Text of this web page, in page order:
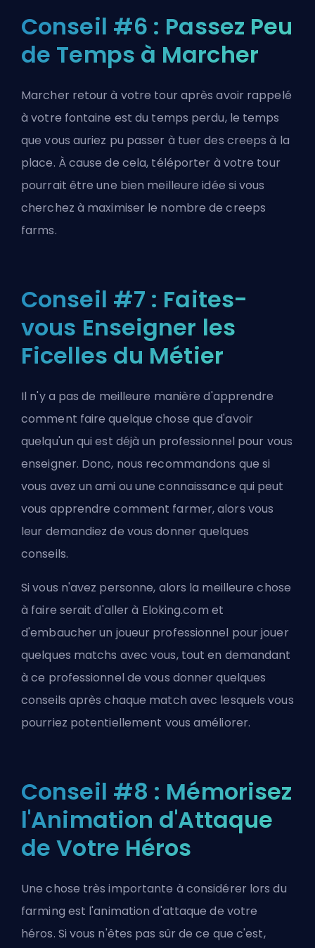
Conseil #6 : Passez Peu
de Temps à Marcher
Marcher retour à votre tour après avoir rappelé
à votre fontaine est du temps perdu, le temps
que vous auriez pu passer à tuer des creeps à la
place. À cause de cela, téléporter à votre tour
pourrait être une bien meilleure idée si vous
cherchez à maximiser le nombre de creeps
farms.
Conseil #7 : Faites-
vous Enseigner les
Ficelles du Métier
Il n'y a pas de meilleure manière d'apprendre
comment faire quelque chose que d'avoir
quelqu'un qui est déjà un professionnel pour vous
enseigner. Donc, nous recommandons que si
vous avez un ami ou une connaissance qui peut
vous apprendre comment farmer, alors vous
leur demandiez de vous donner quelques
conseils.
Si vous n'avez personne, alors la meilleure chose
à faire serait d'aller à Eloking.com et
d'embaucher un joueur professionnel pour jouer
quelques matchs avec vous, tout en demandant
à ce professionnel de vous donner quelques
conseils après chaque match avec lesquels vous
pourriez potentiellement vous améliorer.
Conseil #8 : Mémorisez
l'Animation d'Attaque
de Votre Héros
Une chose très importante à considérer lors du
farming est l'animation d'attaque de votre
héros. Si vous n'êtes pas sûr de ce que c'est,